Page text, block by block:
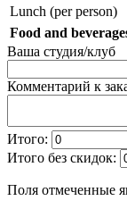
Lunch (per person)
Food and
Ваша студия/клуб
Комментарий к
Итого:
Итого без скидок:
Поля отмеченные